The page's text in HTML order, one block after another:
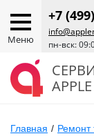
Меню
+7
пн-вск:
Главная / Ремонт